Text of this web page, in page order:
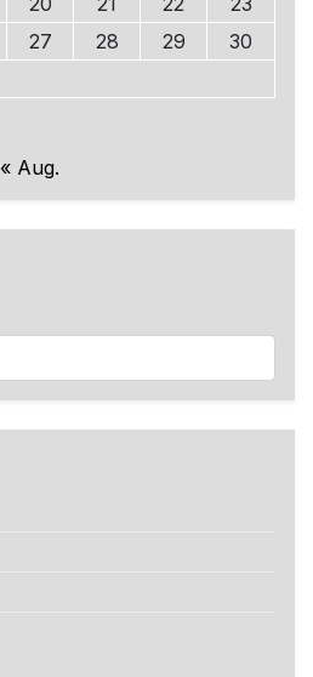
27 28 29
30
« Aug.